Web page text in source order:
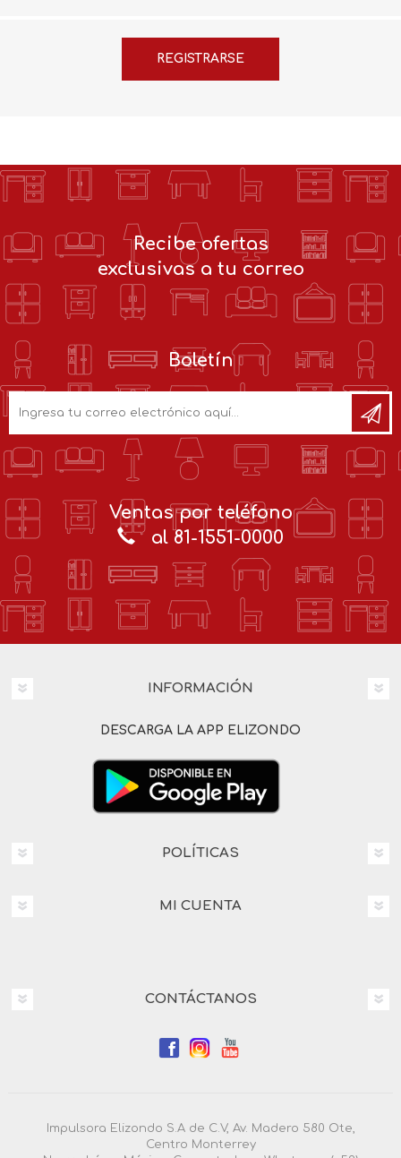
Recibe ofertas
exclusivas a tu correo
Boletín
Ventas por teléfono
al 81-1551-0000
INFORMACIÓN
DESCARGA LA APP ELIZONDO
POLÍTICAS
MI CUENTA
CONTÁCTANOS
Impulsora Elizondo S.A de C.V, Av. Madero 580 Ote,
Centro Monterrey